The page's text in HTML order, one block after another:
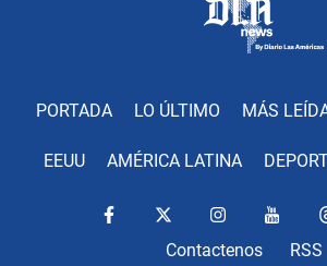
PORTADA LO ÚLTIMO MÁS
EEUU AMÉRICA LATINA
Contactenos RSS